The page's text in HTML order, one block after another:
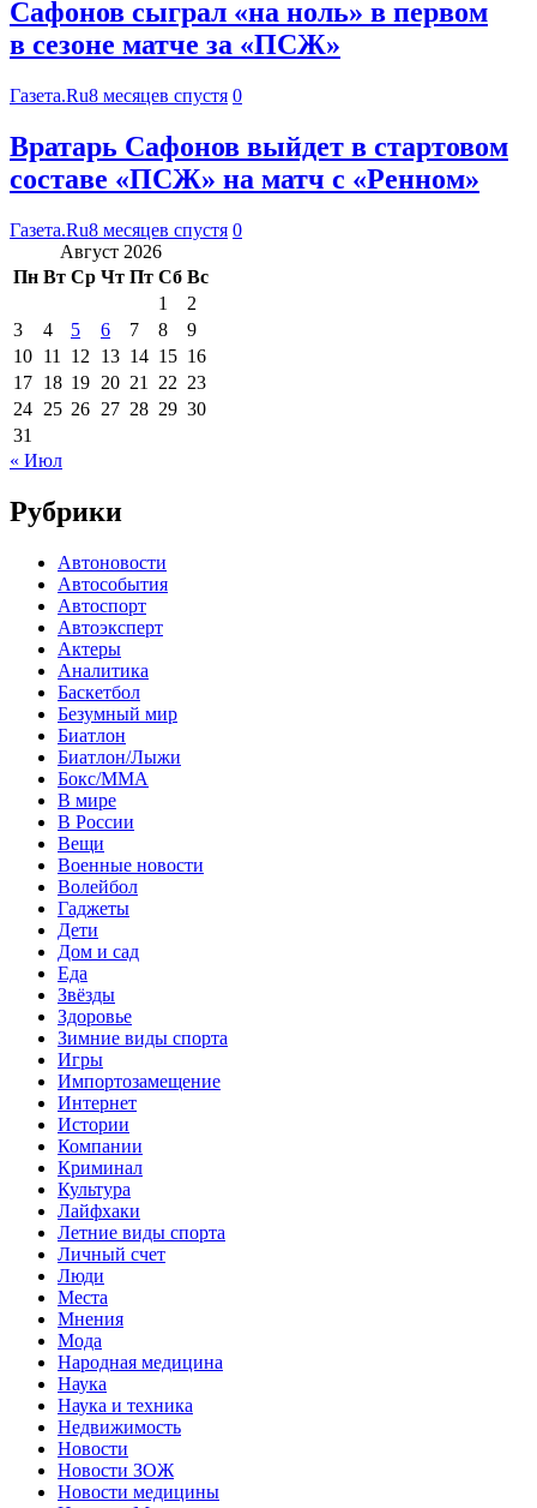
Сафонов сыграл «на ноль» в первом
в сезоне матче за «ПСЖ»
Газета.Ru8 месяцев спустя 0
Вратарь Сафонов выйдет в стартовом
составе «ПСЖ» на матч с «Ренном»
Газета.Ru8 месяцев спустя 0
Август 2026
Пн Вт Ср Чт Пт Сб Вс
1
2
3
4 5 6 7 8
9
10 11 12 13 14 15 16
17 18 19 20 21 22 23
24 25 26 27 28 29 30
31
« Июл
Рубрики
Автоновости
Автособытия
Автоспорт
Автоэксперт
Актеры
Аналитика
Баскетбол
Безумный мир
Биатлон
Биатлон/Лыжи
Бокс/MMA
В мире
В России
Вещи
Военные новости
Волейбол
Гаджеты
Дети
Дом и сад
Еда
Звёзды
Здоровье
Зимние виды спорта
Игры
Импортозамещение
Интернет
Истории
Компании
Криминал
Культура
Лайфхаки
Летние виды спорта
Личный счет
Люди
Места
Мнения
Мода
Народная медицина
Наука
Наука и техника
Недвижимость
Новости
Новости ЗОЖ
Новости медицины